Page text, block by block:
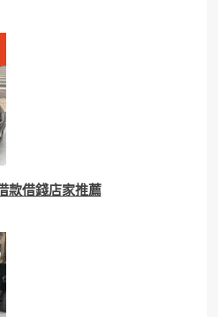
款借錢店家推薦